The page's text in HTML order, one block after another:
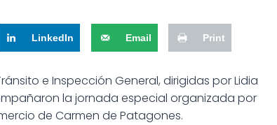
LinkedIn Email Print
e Inspección General, dirigidas por Lidia
la jornada especial organizada por
de Carmen de Patagones.